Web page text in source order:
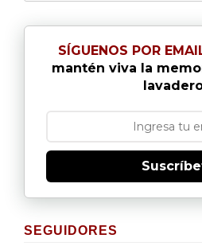
SÍGUENOS POR
mantén viva la
SEGUIDORES